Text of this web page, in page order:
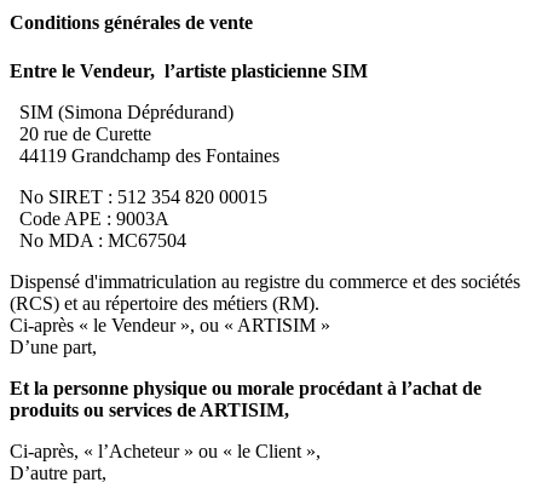
Conditions générales de vente
Entre le Vendeur, l’artiste plasticienne SIM
SIM (Simona Déprédurand)
20 rue de Curette
44119 Grandchamp des Fontaines
No SIRET : 512 354 820 00015
Code APE : 9003A
No MDA : MC67504
Dispensé d'immatriculation au registre du commerce et des sociétés
(RCS) et au répertoire des métiers (RM).
Ci-après « le Vendeur », ou « ARTISIM »
D’une part,
Et la personne physique ou morale procédant à l’achat de
produits ou services de ARTISIM,
Ci-après, « l’Acheteur » ou « le Client »,
D’autre part,